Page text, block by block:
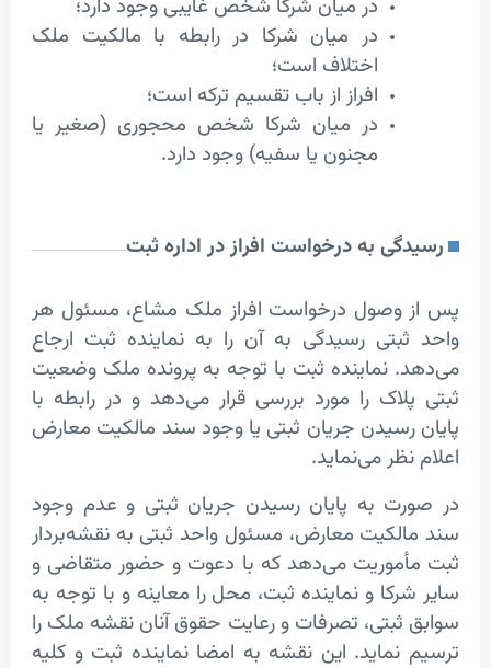
در میان شرکا شخص غایبی وجود دارد؛
در میان شرکا در رابطه با مالکیت ملک
اختلاف است؛
افراز از باب تقسیم ترکه است؛
در میان شرکا شخص محجوری (صغیر یا
مجنون یا سفیه) وجود دارد.
به درخواست افراز در اداره ثبت
درخواست افراز ملک مشاع، مسئول هر
رسیدگی به آن را به نماینده ثبت ارجاع
نماینده ثبت با توجه به پرونده ملک وضعیت
را مورد بررسی قرار می‌دهد و در رابطه با
جریان ثبتی یا وجود سند مالکیت معارض
می‌نماید.
به پایان رسیدن جریان ثبتی و عدم وجود
معارض، مسئول واحد ثبتی به نقشه‌بردار
‌می‌دهد که با دعوت و حضور متقاضی و
و نماینده ثبت، محل را معاینه و با توجه به
تصرفات و رعایت حقوق آنان نقشه ملک را
این نقشه به امضا نماینده ثبت و کلیه